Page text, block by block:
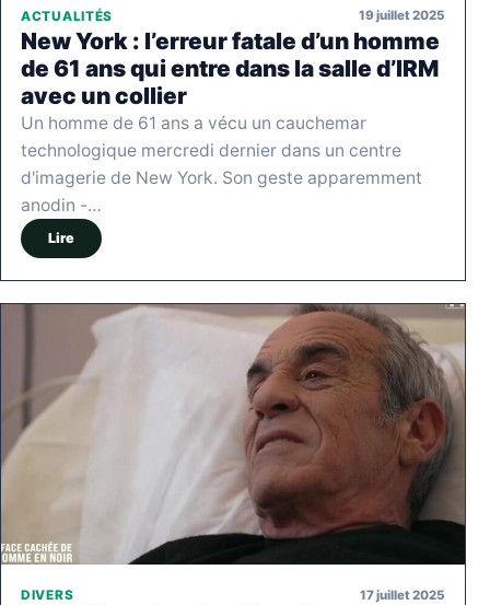
ACTUALITÉS 19 juillet 2025
New York : l’erreur fatale d’un homme
de 61 ans qui entre dans la salle d’IRM
avec un collier
Un homme de 61 ans a vécu un cauchemar
technologique mercredi dernier dans un centre
d'imagerie de New York. Son geste apparemment
anodin -…
Lire
DIVERS 17 juillet 2025